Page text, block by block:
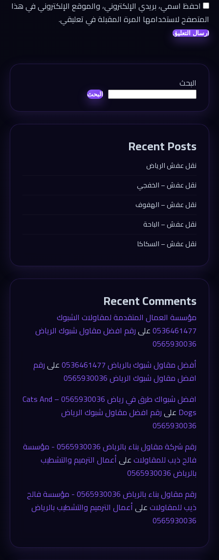
احفظ اسمي، بريدي الإلكتروني، والموقع الإلكتروني في هذا
المتصفح لاستخدامها المرة المقبلة في تعليقي.
البحث
البحث
Recent Posts
نقل عفش الرياض
نقل عفش – الخفجي
نقل عفش – الهفوف
نقل عفش – الباحة
نقل عفش – السكاكا
Recent Comments
مؤسسة العمال المتقدمة لمقاولات الشبوك
0536461477علىرقم افضل مقاول شبوك الرياض
0565930036
أفضل مقاول شبوك بالرياض 0536461477
علىرقم
افضل مقاول شبوك الرياض 0565930036
افضل شبواك طرق في رياض 0565930036 – Cats And
Dogs علىرقم افضل مقاول شبوك الرياض
0565930036
رقم شركة مقاول بناء بالرياض 0565930036 - مؤسسة
فالح ذيب للمقاولاتعلىأعمال الترميم والتشطيب
بالرياض 0565930036
رقم مقاول بناء بالرياض 0565930036 - مؤسسة فالح
ذيب للمقاولاتعلىأعمال الترميم والتشطيب بالرياض
0565930036